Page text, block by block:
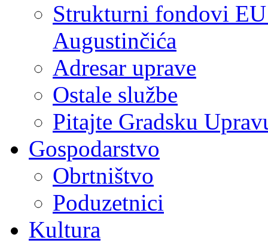
Strukturni fondovi
Augustinčića
Adresar uprave
Ostale službe
Pitajte Gradsku
Gospodarstvo
Obrtništvo
Poduzetnici
Kultura